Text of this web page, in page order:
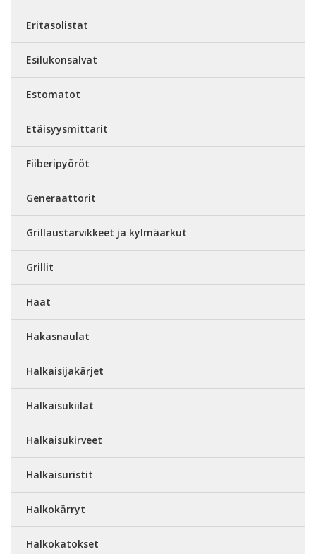
Eritasolistat
Esilukonsalvat
Estomatot
Etäisyysmittarit
Fiiberipyöröt
Generaattorit
Grillaustarvikkeet ja kylmäarkut
Grillit
Haat
Hakasnaulat
Halkaisijakärjet
Halkaisukiilat
Halkaisukirveet
Halkaisuristit
Halkokärryt
Halkokatokset